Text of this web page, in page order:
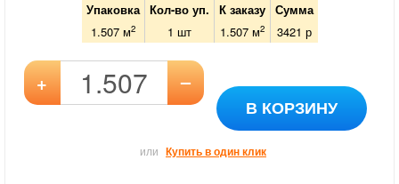
Упаковка Кол-во уп. К заказу
Сумма
1.507 м2 1 шт 1.507м2 3421 р
+ –
В КОРЗИНУ
или Купить в один клик